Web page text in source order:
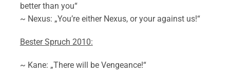
better than you“
~ Nexus: „You’re either Nexus, or your against us!“
Bester Spruch 2010:
~ Kane: „There will be Vengeance!“